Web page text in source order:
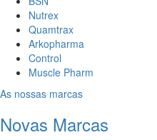
Nutrex
Quamtrax
Arkopharma
Control
Muscle Pharm
As nossas marcas
Novas Marcas